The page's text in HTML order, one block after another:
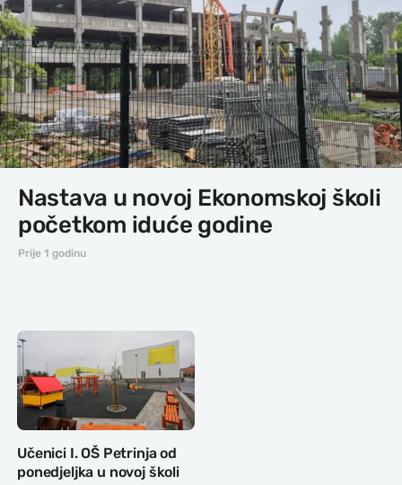
Nastava u novoj Ekonomskoj školi
početkom iduće godine
Prije 1 godinu
Učenici I. OŠ Petrinja od
ponedjeljka u novoj školi